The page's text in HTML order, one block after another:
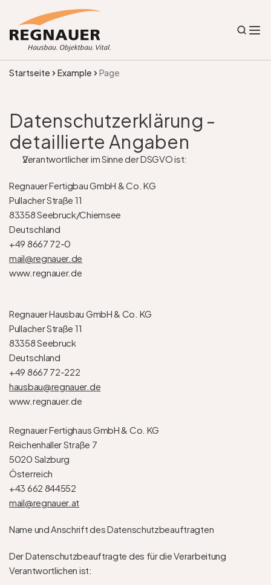
Startseite Example Page
Datenschutzerklärung -
detaillierte Angaben
Verantwortlicher im Sinne der DSGVO ist:
Regnauer Fertigbau GmbH & Co. KG
Pullacher Straße 11
83358 Seebruck/Chiemsee
Deutschland
+49 8667 72-0
mail@regnauer.de
www.regnauer.de
Regnauer Hausbau GmbH & Co. KG
Pullacher Straße 11
83358 Seebruck
Deutschland
+49 8667 72-222
hausbau@regnauer.de
www.regnauer.de
Regnauer Fertighaus GmbH & Co. KG
Reichenhaller Straße 7
5020 Salzburg
Österreich
+43 662 844552
mail@regnauer.at
Name und Anschrift des Datenschutzbeauftragten
Der Datenschutzbeauftragte des für die Verarbeitung
Verantwortlichen ist: